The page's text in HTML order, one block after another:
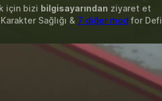
için bizi bilgisayarından ziyaret et
Sağlığı & 7 diğer mod for